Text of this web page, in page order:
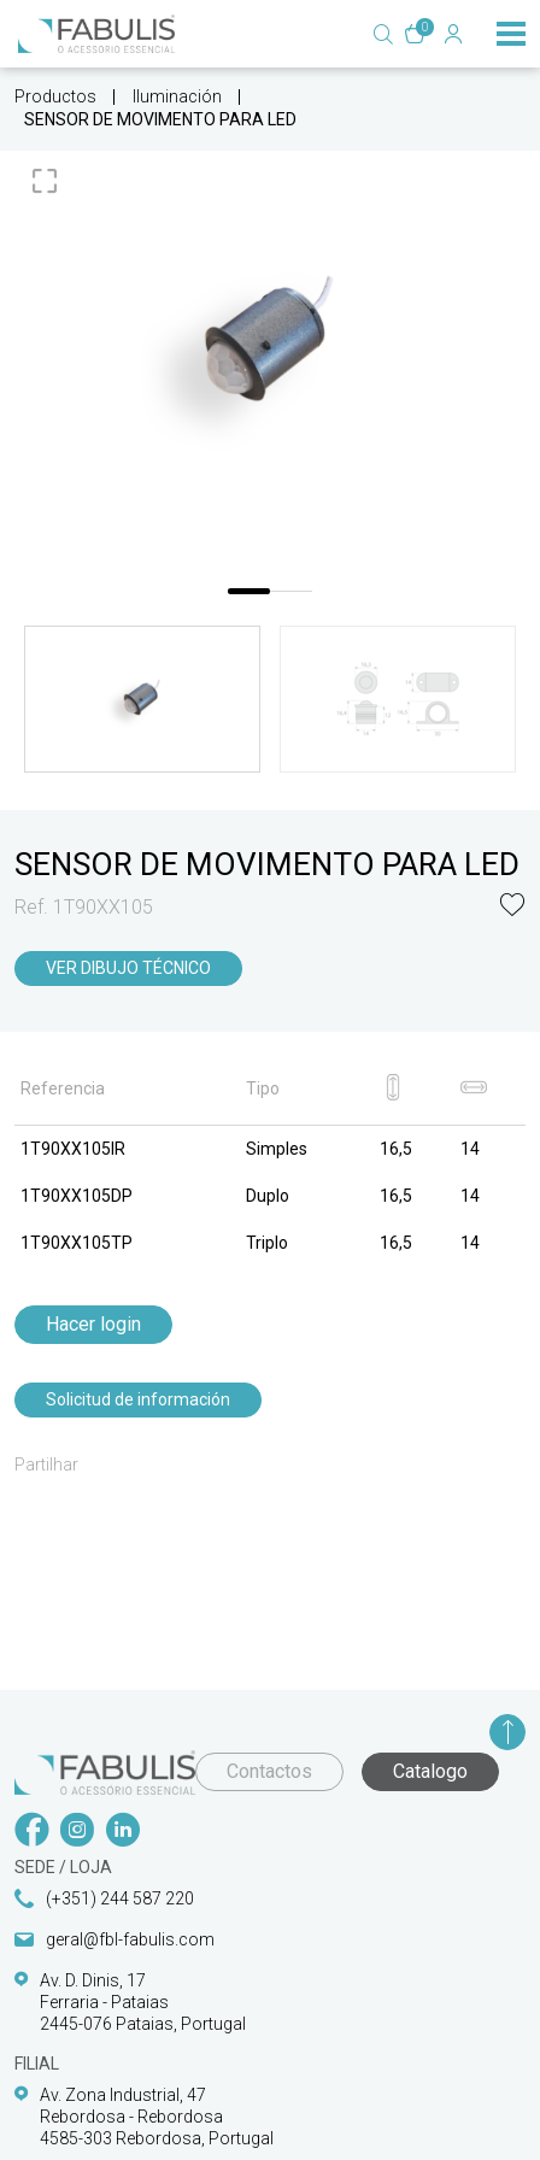
0
Productos
Iluminación
SENSOR DE MOVIMENTO PARA LED
SENSOR DE MOVIMENTO PARA LED
Ref. 1T90XX105
VER DIBUJO TÉCNICO
Referencia Tipo
1T90XX105IR Simples 16,5 14
1T90XX105DP Duplo 16,5 14
1T90XX105TP Triplo 16,5 14
Hacer login
Solicitud de información
Partilhar
Contactos Catalogo
SEDE / LOJA
(+351) 244 587 220
geral@fbl-fabulis.com
Av. D. Dinis, 17
Ferraria - Pataias
2445-076 Pataias, Portugal
FILIAL
Av. Zona Industrial, 47
Rebordosa - Rebordosa
4585-303 Rebordosa, Portugal